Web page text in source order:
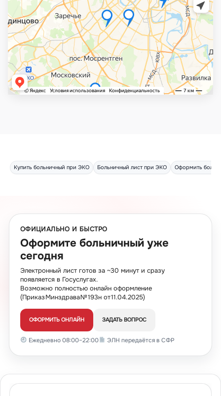
Купить больничный при ЭКО Больничный лист при ЭКО Оформить
ОФИЦИАЛЬНО И БЫСТРО
Оформите больничный уже
сегодня
Электронный лист готов за ~30 минут и сразу
появляется в Госуслугах.
Возможно полностью онлайн оформление
(Приказ Минздрава № 193н от 11.04.2025)
ОФОРМИТЬ ОНЛАЙН ЗАДАТЬ ВОПРОС
Ежедневно 08:00–22:00 ЭЛН передаётся в СФР